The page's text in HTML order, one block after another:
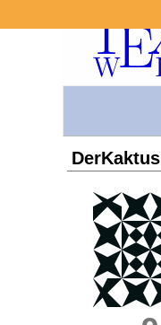
DerKaktus